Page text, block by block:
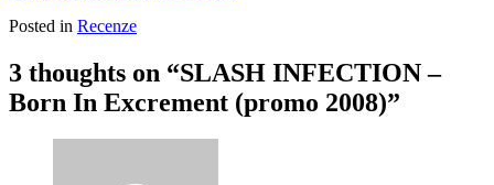
Posted in Recenze
3 thoughts on “SLASH INFECTION –
Born In Excrement (promo 2008)”